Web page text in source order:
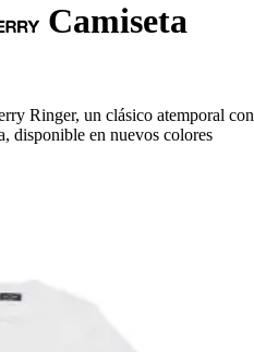
Camiseta
Ringer, un clásico atemporal con
disponible en nuevos colores